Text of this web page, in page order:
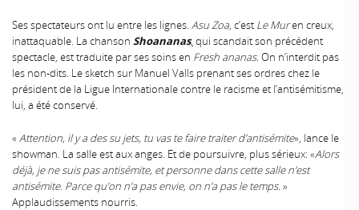
Ses spectateurs ont lu entre les lignes. Asu Zoa , c’est Le Muren creux,
inattaquable. La chanson Shoananas, qui scandait son précédent
spectacle, est traduite par ses soins en Fresh ananas. On n’interdit pas
les non-dits. Le sketch sur Manuel Valls prenant ses ordres chez le
président de la Ligue Internationale contre le racisme et l’antisémitisme,
lui, a été conservé.
« Attention, il y a des su jets, tu vas te faire traiter d’antisémite», lance le
showman. La salle est aux anges. Et de poursuivre, plus sérieux: «Alors
déjà, je ne suis pas antisémite, et personne dans cette salle n’est
antisémite. Parce qu’on n’a pas envie, on n’a pas le temps.»
Applaudissements nourris.